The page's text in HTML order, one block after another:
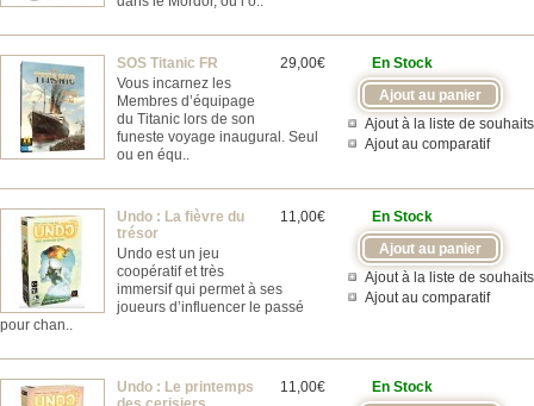
En Stock
Ajout à la liste de souhaits
Ajout au comparatif
29,00€
SOS Titanic FR
Vous incarnez les
Membres d’équipage
du Titanic lors de son
funeste voyage inaugural. Seul
ou en équ..
En Stock
Ajout à la liste de souhaits
Ajout au comparatif
11,00€
Undo : La fièvre du
trésor
Undo est un jeu
coopératif et très
immersif qui permet à ses
joueurs d’influencer le passé
pour chan..
En Stock
11,00€
Undo : Le printemps